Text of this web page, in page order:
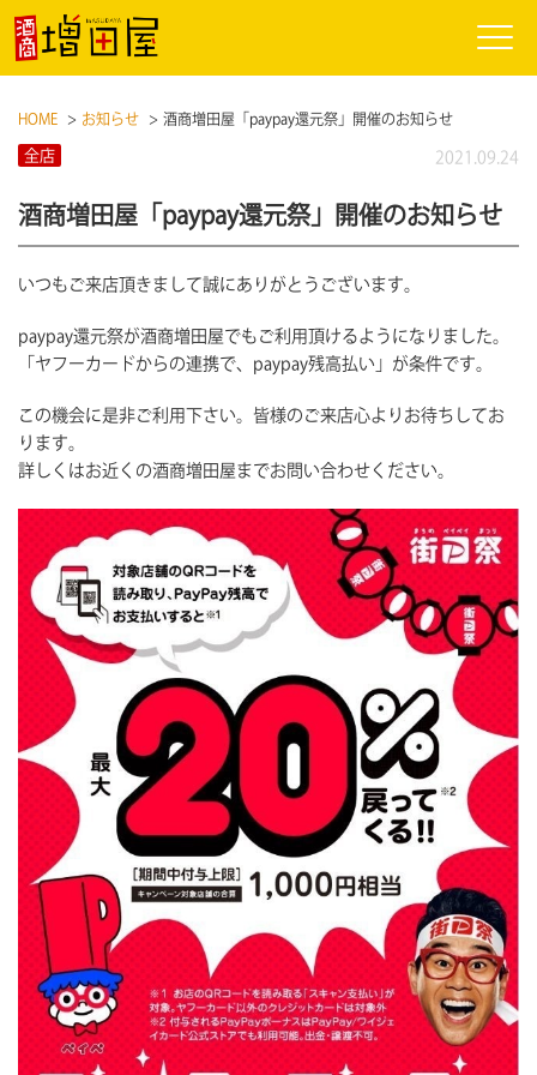
HOME お知らせ 酒商増田屋「paypay還元祭」開催のお知らせ
全店 2021.09.24
酒商増田屋「paypay還元祭」開催のお知らせ
いつもご来店頂きまして誠にありがとうございます。
paypay還元祭が酒商増田屋でもご利用頂けるようになりました。
「ヤフーカードからの連携で、paypay残高払い」が条件です。
この機会に是非ご利用下さい。皆様のご来店心よりお待ちしてお
ります。
詳しくはお近くの酒商増田屋までお問い合わせください。